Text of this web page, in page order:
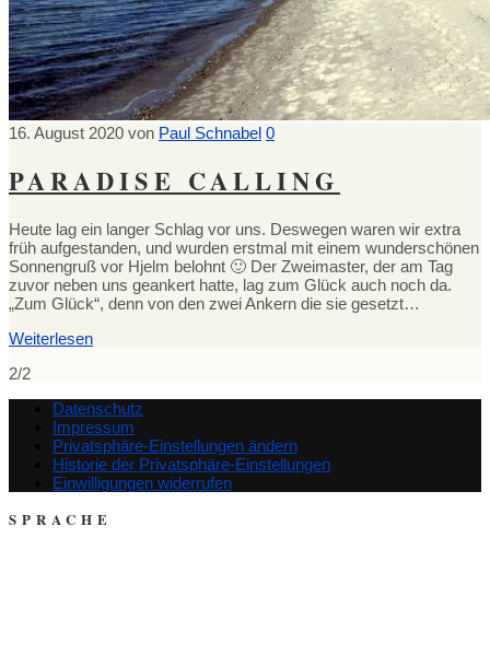
16. August 2020 von Paul Schnabel 0
PARADISE CALLING
Heute lag ein langer Schlag vor uns. Deswegen waren wir extra
früh aufgestanden, und wurden erstmal mit einem wunderschönen
Sonnengruß vor Hjelm belohnt 🙂 Der Zweimaster, der am Tag
zuvor neben uns geankert hatte, lag zum Glück auch noch da.
„Zum Glück“, denn von den zwei Ankern die sie gesetzt…
Weiterlesen
2/2
Datenschutz
Impressum
Privatsphäre-Einstellungen ändern
Historie der Privatsphäre-Einstellungen
Einwilligungen widerrufen
SPRACHE